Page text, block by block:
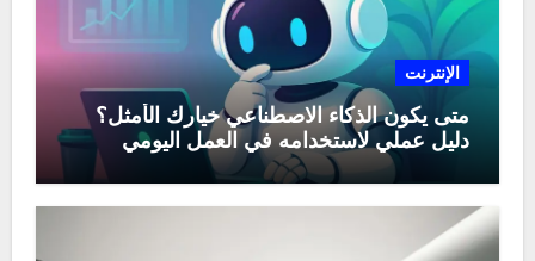
الإنترنت
متى يكون الذكاء الاصطناعي خيارك الأمثل؟
دليل عملي لاستخدامه في العمل اليومي